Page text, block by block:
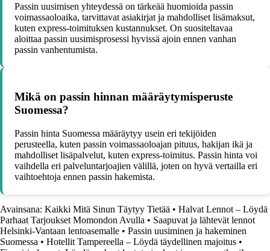
Passin uusimisen yhteydessä on tärkeää huomioida passin
voimassaoloaika, tarvittavat asiakirjat ja mahdolliset lisämaksut,
kuten express-toimituksen kustannukset. On suositeltavaa
aloittaa passin uusimisprosessi hyvissä ajoin ennen vanhan
passin vanhentumista.
Mikä on passin hinnan määräytymisperuste
Suomessa?
Passin hinta Suomessa määräytyy usein eri tekijöiden
perusteella, kuten passin voimassaoloajan pituus, hakijan ikä ja
mahdolliset lisäpalvelut, kuten express-toimitus. Passin hinta voi
vaihdella eri palveluntarjoajien välillä, joten on hyvä vertailla eri
vaihtoehtoja ennen passin hakemista.
Avainsana: Kaikki Mitä Sinun Täytyy Tietää • Halvat Lennot – Löydä
Parhaat Tarjoukset Momondon Avulla • Saapuvat ja lähtevät lennot
Helsinki-Vantaan lentoasemalle • Passin uusiminen ja hakeminen
Suomessa • Hotellit Tampereella – Löydä täydellinen majoitus •